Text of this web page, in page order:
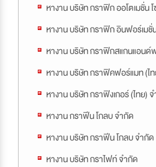
หางาน บริษัท กราฟิก ออโตเมชั่น
หางาน บริษัท กราฟิก อินฟอร์เมชั่
หางาน บริษัท กราฟิกสแกนแอนด์
หางาน บริษัท กราฟิคฟอร์แมท (ไ
หางาน บริษัท กราฟิงเกอร์ (ไทย)
หางาน กราฟีน โกลบ จำกัด
หางาน บริษัท กราฟีน โกลบ จำกัด
หางาน บริษัท กราไฟท์ จำกัด